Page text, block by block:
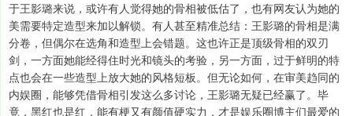
于王影璐来说，或许有人觉得她的骨相被低估了，也有网友认为她的
美需要特定造型来加以解锁。有人甚至精准总结：王影璐的骨相是满
分卷，但偶尔在选角和造型上会错题。这也许正是顶级骨相的双刃
剑，一方面她能经得住时光和镜头的考验，另一方面，过于鲜明的特
点也会在一些造型上放大她的风格短板。但无论如何，在审美趋同的
内娱圈，能够凭借骨相引发这么多讨论，王影璐无疑已经赢了。毕
竟，黑红也是红，能有梗又有颜值硬实力，才是娱乐圈博主们最爱的